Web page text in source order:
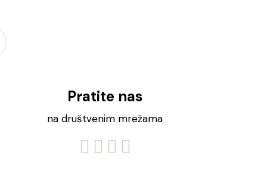
Pratite nas
na društvenim mrežama